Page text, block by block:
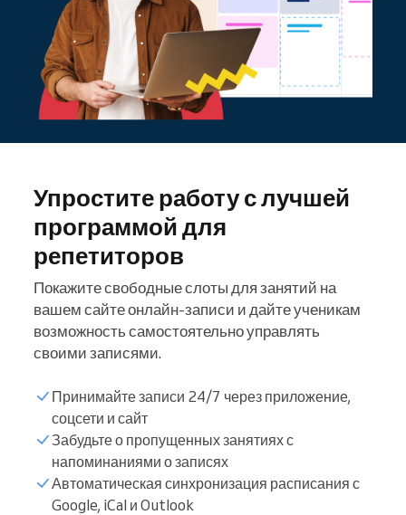
Список учеников
Упростите работу с лучшей
программой для
репетиторов
Покажите свободные слоты для занятий на
вашем сайте онлайн-записи и дайте ученикам
возможность самостоятельно управлять
своими записями.
Принимайте записи 24/7 через приложение,
соцсети и сайт
Забудьте о пропущенных занятиях с
напоминаниями о записях
Автоматическая синхронизация расписания с
Google, iCal и Outlook